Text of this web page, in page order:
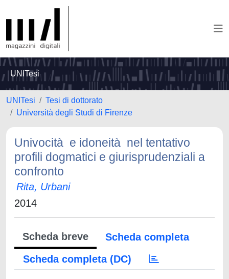
UNITesi
UNITesi
Tesi di dottorato
Università degli Studi di Firenze
Univocità e idoneità nel tentativo
profili dogmatici e giurisprudenziali a
confronto
Rita, Urbani
2014
Scheda breve
Scheda completa
Scheda completa (DC)